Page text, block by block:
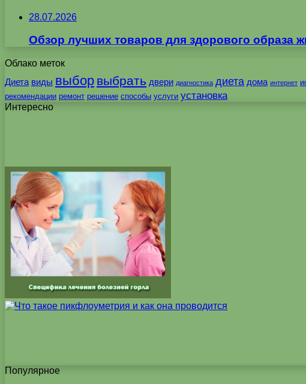
28.07.2026
Обзор лучших товаров для здорового образа
Облако меток
Диета виды выбор выбрать двери диагностика диета дома интернет
рекомендации ремонт решение способы услуги установка
Интересно
Популярное